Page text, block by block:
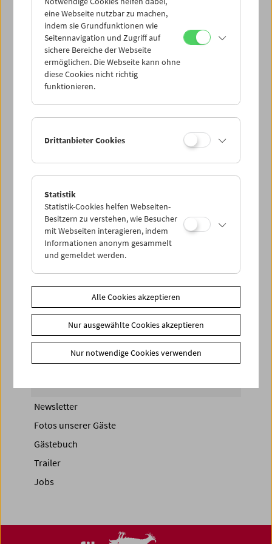
including his unpublished autobiography. In 2008, the
Edition Filmmuseum published aDouble DVD
Langsamer SommerandSchwitzkasten .
< zurück zur Übersicht
Newsletter
Fotos unserer Gäste
Gästebuch
Trailer
Jobs
eine Webseite nutzbar zu machen,
indem sie Grundfunktionen wie
Seitennavigation und Zugriff auf
sichere Bereiche der Webseite
ermöglichen. Die Webseite kann ohne
diese Cookies nicht richtig
funktionieren.
Drittanbieter Cookies
Statistik
Statistik-Cookies helfen Webseiten-
Besitzern zu verstehen, wie Besucher
mit Webseiten interagieren, indem
Informationen anonym gesammelt
und gemeldet werden.
Alle Cookies akzeptieren
Nur ausgewählte Cookies akzeptieren
Nur notwendige Cookies verwenden